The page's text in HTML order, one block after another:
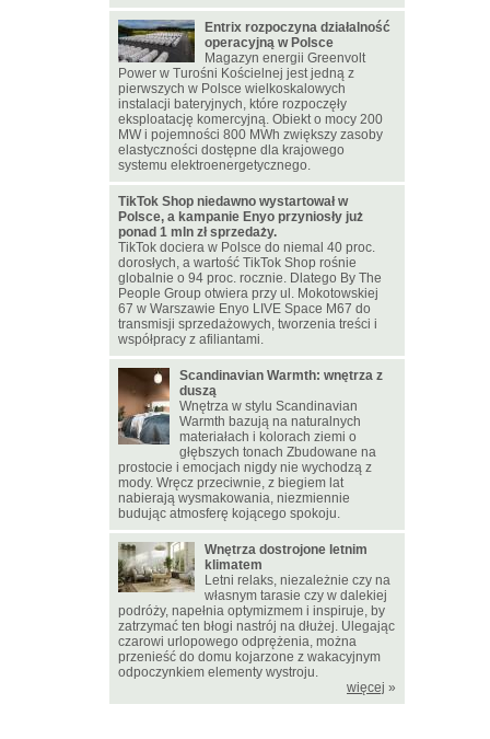
Entrix rozpoczyna działalność
operacyjną w Polsce
Magazyn energii Greenvolt
Power w Turośni Kościelnej jest jedną z
pierwszych w Polsce wielkoskalowych
instalacji bateryjnych, które rozpoczęły
eksploatację komercyjną. Obiekt o mocy 200
MW i pojemności 800 MWh zwiększy zasoby
elastyczności dostępne dla krajowego
systemu elektroenergetycznego.
TikTok Shop niedawno wystartował w
Polsce, a kampanie Enyo przyniosły już
ponad 1 mln zł sprzedaży.
TikTok dociera w Polsce do niemal 40 proc.
dorosłych, a wartość TikTok Shop rośnie
globalnie o 94 proc. rocznie. Dlatego By The
People Group otwiera przy ul. Mokotowskiej
67 w Warszawie Enyo LIVE Space M67 do
transmisji sprzedażowych, tworzenia treści i
współpracy z afiliantami.
Scandinavian Warmth: wnętrza z
duszą
Wnętrza w stylu Scandinavian
Warmth bazują na naturalnych
materiałach i kolorach ziemi o
głębszych tonach Zbudowane na
prostocie i emocjach nigdy nie wychodzą z
mody. Wręcz przeciwnie, z biegiem lat
nabierają wysmakowania, niezmiennie
budując atmosferę kojącego spokoju.
Wnętrza dostrojone letnim
klimatem
Letni relaks, niezależnie czy na
własnym tarasie czy w dalekiej
podróży, napełnia optymizmem i inspiruje, by
zatrzymać ten błogi nastrój na dłużej. Ulegając
czarowi urlopowego odprężenia, można
przenieść do domu kojarzone z wakacyjnym
odpoczynkiem elementy wystroju.
więcej »